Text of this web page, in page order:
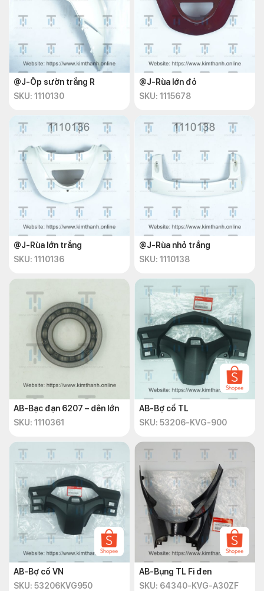
@J-Ốp sườn trắng R
SKU: 1110130
@J-Rùa lớn đỏ
SKU: 1115678
@J-Rùa lớn trắng
SKU: 1110136
@J-Rùa nhỏ trắng
SKU: 1110138
AB-Bạc đạn 6207 – dên lớn
SKU: 1110361
AB-Bợ cổ TL
SKU: 53206-KVG-900
AB-Bợ cổ VN
SKU: 53206KVG950
AB-Bụng TL Fi đen
SKU: 64340-KVG-A30ZF